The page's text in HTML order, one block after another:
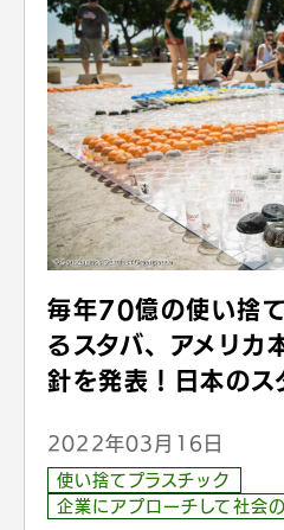
毎年70億の使い捨
るスタバ、アメリカ
針を発表！日本のス
2022年03月16日
使い捨てプラスチック
企業にアプローチして社会